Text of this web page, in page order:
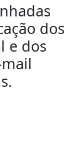
dos
e dos